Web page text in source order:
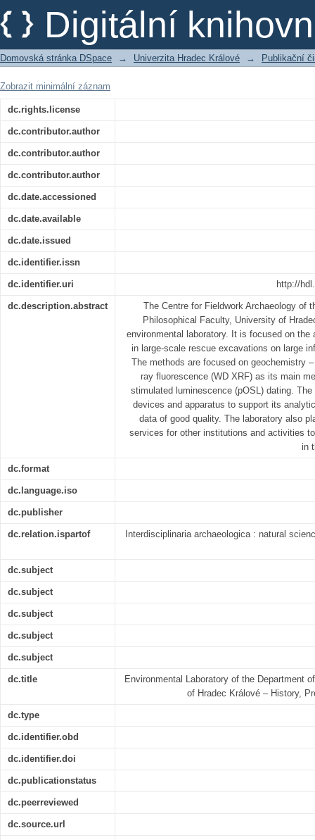
Digitální
Environmental Laboratory of the
Hradec Králové – History, Present and
Domovská stránka DSpace → Univerzita Hradec Králové → Publikační
Zobrazit minimální záznam
dc.rights.license
dc.contributor.author
dc.contributor.author
dc.contributor.author
dc.date.accessioned
dc.date.available
dc.date.issued
dc.identifier.issn
dc.identifier.uri http://
dc.description.abstract
The Centre for Fieldwork Archaeology of
Philosophical Faculty, University of
environmental laboratory. It is focused on the
in large-scale rescue excavations on large
The methods are focused on geochemistry
ray fluorescence (WD XRF) as its main
stimulated luminescence (pOSL) dating.
devices and apparatus to support its
data of good quality. The laboratory also
services for other institutions and activities
in
dc.format
dc.language.iso
dc.publisher
dc.relation.ispartof Interdisciplinaria archaeologica : natural
dc.subject
dc.subject
dc.subject
dc.subject
dc.subject
dc.title
Environmental Laboratory of the Department
of Hradec Králové – History,
dc.type
dc.identifier.obd
dc.identifier.doi
dc.publicationstatus
dc.peerreviewed
dc.source.url